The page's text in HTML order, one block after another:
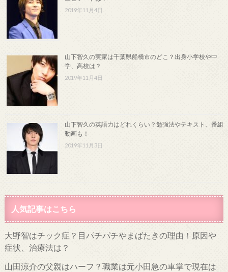
2019年11月4日
山下智久の実家は千葉県船橋市のどこ？出身小学校や中
学、高校は？
2019年11月4日
山下智久の英語力はどれくらい？勉強法やテキスト、番組
動画も！
2019年11月3日
人気記事はこちら
大野智はチック症？目パチパチやまばたきの理由！原因や
症状、治療法は？
山田涼介の父親はハーフ？職業は元小田急の車掌で現在は